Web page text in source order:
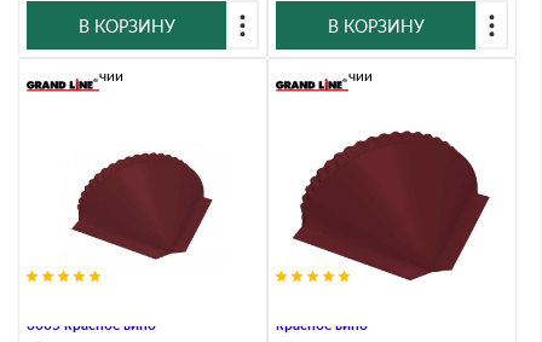
В КОРЗИНУ
В КОРЗИНУ
3005 красное вино
В наличии
красное вино
В наличии